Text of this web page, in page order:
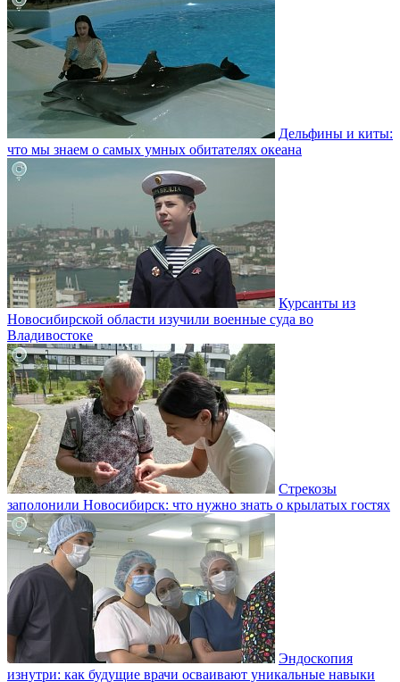
Дельфины и киты:
что мы знаем о самых умных обитателях океана
Курсанты из
Новосибирской области изучили военные суда во
Владивостоке
Стрекозы
заполонили Новосибирск: что нужно знать о крылатых гостях
Эндоскопия
изнутри: как будущие врачи осваивают уникальные навыки